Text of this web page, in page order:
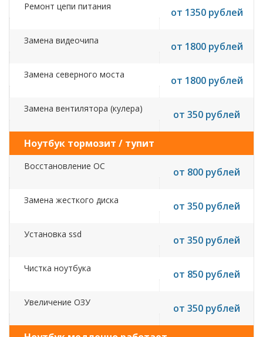
Ремонт цепи питания от 1350 рублей
Замена видеочипа от 1800 рублей
Замена северного моста от 1800 рублей
Замена вентилятора (кулера) от 350 рублей
Ноутбук тормозит / тупит
Восстановление ОС от 800 рублей
Замена жесткого диска от 350 рублей
Установка ssd от 350 рублей
Чистка ноутбука от 850 рублей
Увеличение ОЗУ от 350 рублей